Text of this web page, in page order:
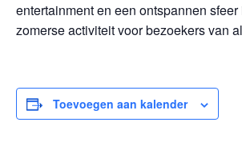
entertainment en een ontspannen
zomerse activiteit voor bezoekers van
Toevoegen aan kalender